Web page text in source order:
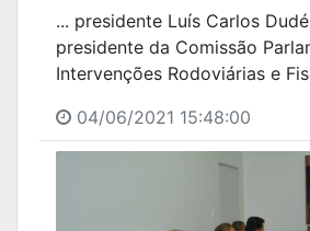
... presidente Luís Carlos
presidente da Comissão
Intervenções Rodoviárias e
04/06/2021 15:48:00